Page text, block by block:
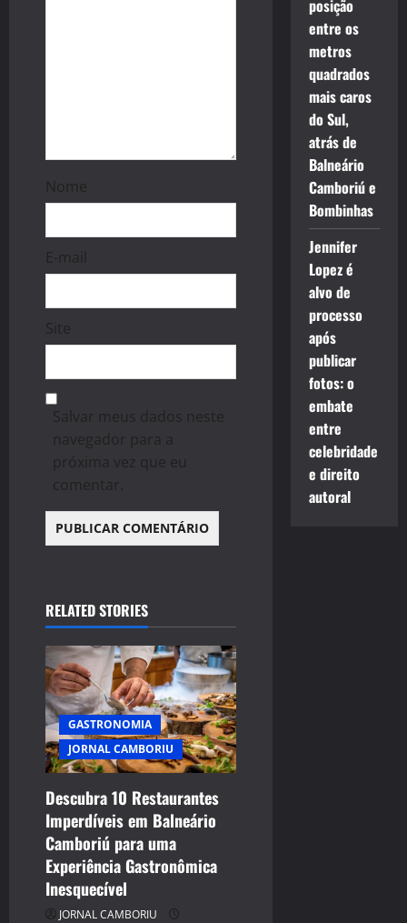
Nome
E-mail
Site
Salvar meus dados neste
navegador para a
próxima vez que eu
comentar.
RELATED STORIES
GASTRONOMIA
JORNAL CAMBORIU
Descubra 10 Restaurantes
Imperdíveis em Balneário
Camboriú para uma
Experiência Gastronômica
Inesquecível
JORNAL CAMBORIU
posição
entre os
metros
quadrados
mais caros
do Sul,
atrás de
Balneário
Camboriú e
Bombinhas
Jennifer
Lopez é
alvo de
processo
após
publicar
fotos: o
embate
entre
celebridade
e direito
autoral